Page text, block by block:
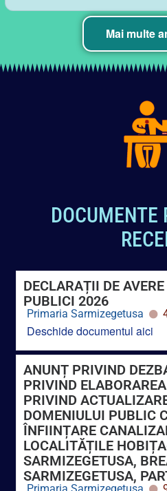
DOCUMENTE
DECLARAȚII DE
Primaria Sarmizegetusa
Deschide documentul aici
ANUNȚ PRIVIND
PRIVIND
PRIVIND
DOMENIULUI PUBLIC
ÎNFIINȚARE
LOCALITĂȚILE
SARMIZEGETUSA,
SARMIZEGETUSA,
Primaria Sarmizegetusa
Deschide documentul aici